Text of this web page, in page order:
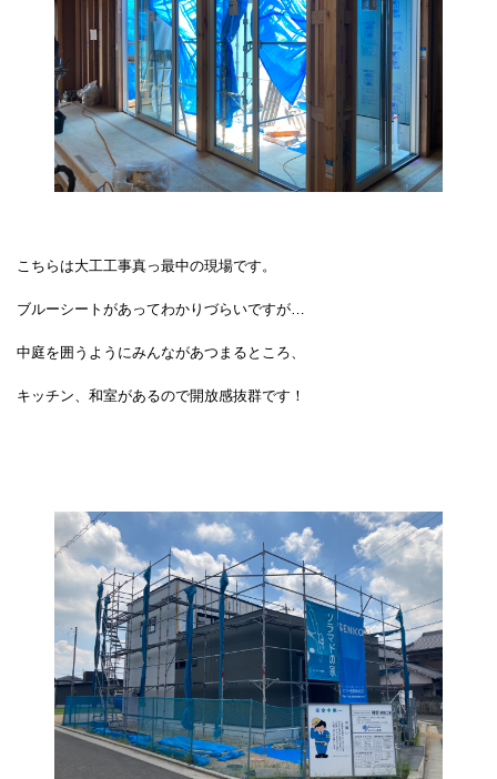
こちらは大工工事真っ最中の現場です。
ブルーシートがあってわかりづらいですが…
中庭を囲うようにみんながあつまるところ、
キッチン、和室があるので開放感抜群です！